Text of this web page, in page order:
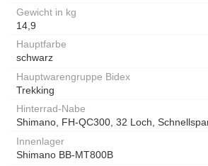
Gewicht in kg
14,9
Hauptfarbe
schwarz
Hauptwarengruppe Bidex
Trekking
Hinterrad-Nabe
Shimano, FH-QC300, 32 Loch,
Innenlager
Shimano BB-MT800B